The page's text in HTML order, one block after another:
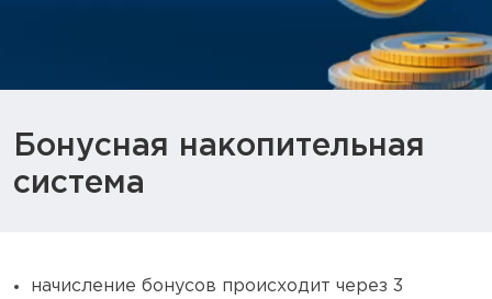
Бонусная накопительная
система
начисление бонусов происходит через 3